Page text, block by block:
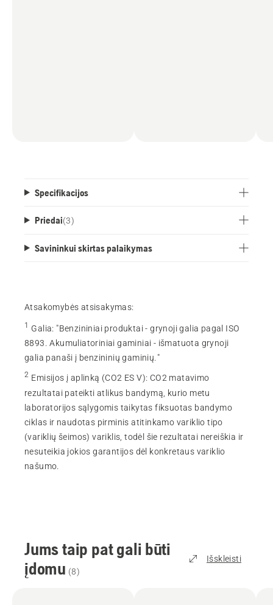
Specifikacijos
Priedai(3)
Savininkui skirtas palaikymas
Atsakomybės atsisakymas:
1 Galia: "Benzininiai produktai - grynoji galia pagal ISO
8893. Akumuliatoriniai gaminiai - išmatuota grynoji
galia panaši į benzininių gaminių."
2 Emisijos į aplinką (CO2 ES V): CO2 matavimo
rezultatai pateikti atlikus bandymą, kurio metu
laboratorijos sąlygomis taikytas fiksuotas bandymo
ciklas ir naudotas pirminis atitinkamo variklio tipo
(variklių šeimos) variklis, todėl šie rezultatai nereiškia ir
nesuteikia jokios garantijos dėl konkretaus variklio
našumo.
Jums taip pat gali būti
įdomu (8)
Išskleisti